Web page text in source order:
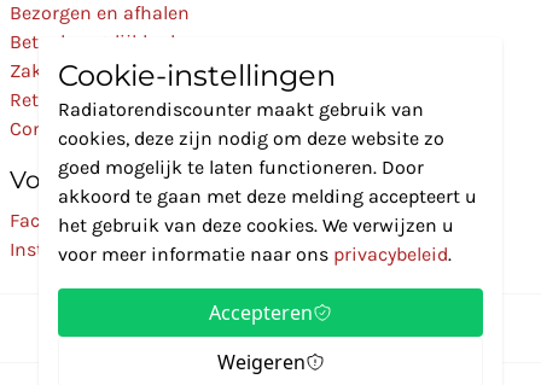
Bezorgen en afhalen
Betaalmogelijkheden
Zakelijk
Retourneren
Contact
Volg Ons
Facebook
Instagram
Cookie-instellingen
Radiatorendiscounter maakt gebruik van
cookies, deze zijn nodig om deze website zo
goed mogelijk te laten functioneren. Door
akkoord te gaan met deze melding accepteert u
het gebruik van deze cookies. We verwijzen u
voor meer informatie naar ons privacybeleid.
Accepteren
Weigeren